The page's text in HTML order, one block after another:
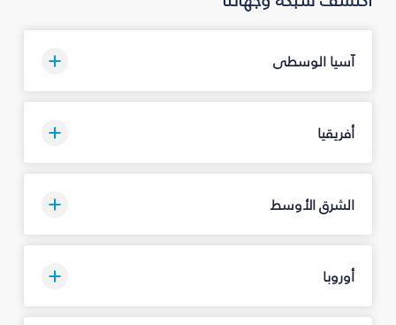
آسيا الوسطى
أفريقيا
الشرق الأوسط
أوروبا